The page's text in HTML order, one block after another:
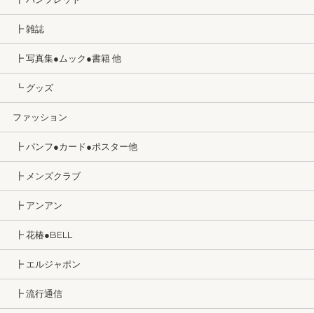
┣ 雑誌
┣ 写真集●ムック●書籍 他
┗ グッズ
ファッション
┣ パンフ●カード●ポスター他
┣ メンズクラブ
┣ アンアン
┣ 花椿●BELL
┣ エルジャポン
┣ 流行通信